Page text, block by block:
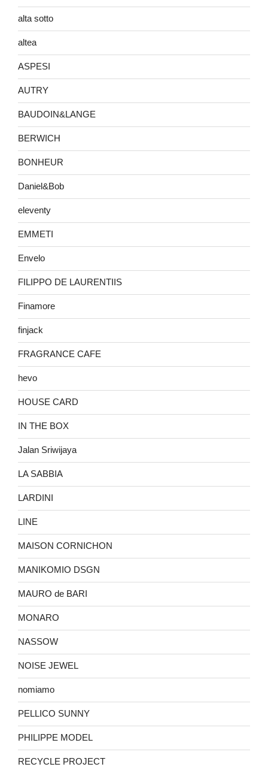
alta sotto
altea
ASPESI
AUTRY
BAUDOIN&LANGE
BERWICH
BONHEUR
Daniel&Bob
eleventy
EMMETI
Envelo
FILIPPO DE LAURENTIIS
Finamore
finjack
FRAGRANCE CAFE
hevo
HOUSE CARD
IN THE BOX
Jalan Sriwijaya
LA SABBIA
LARDINI
LINE
MAISON CORNICHON
MANIKOMIO DSGN
MAURO de BARI
MONARO
NASSOW
NOISE JEWEL
nomiamo
PELLICO SUNNY
PHILIPPE MODEL
RECYCLE PROJECT